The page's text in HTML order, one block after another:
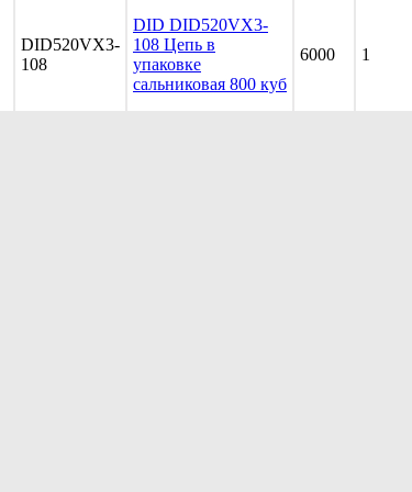
DID520VX3-
108
DID DID520VX3-
108 Цепь в
упаковке
сальниковая 800 куб
6000 1